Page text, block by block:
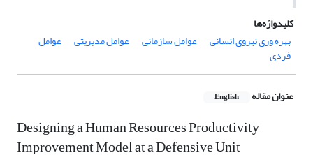
کلیدواژه‌ها
بهره وری نیروی انسانی
عوامل سازمانی عوامل مدیریتی عوامل
فردی
عنوان مقاله English
Designing a Human Resources Productivity
Improvement Model at a Defensive Unit